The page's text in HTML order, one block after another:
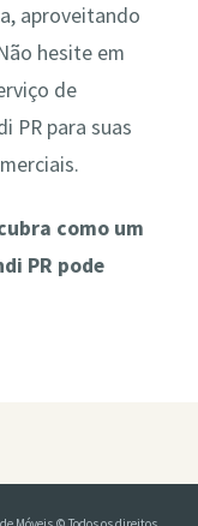
aproveitando
hesite em
de
PR para suas
como um
PR pode